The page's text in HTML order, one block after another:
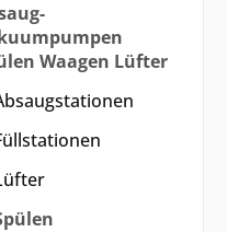
Waagen Lüfter